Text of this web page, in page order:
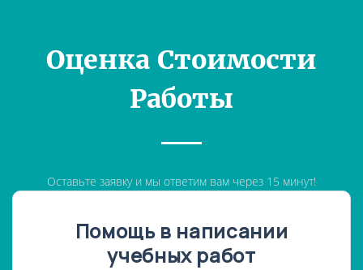
Оценка Стоимости
Работы
Оставьте заявку и мы ответим вам через 15 минут!
Помощь в написании
учебных работ